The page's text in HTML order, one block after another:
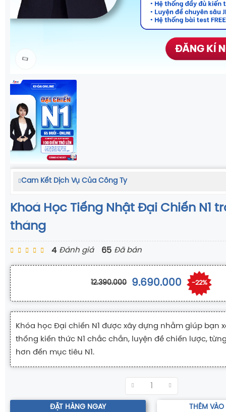
Cam Kết Dịch Vụ Của Công Ty
Khoá Học Tiếng Nhật Đại Chiến N1
tháng
4 Đánh giá 65 Đã bán
12.390.000 9.690.000 -22%
Khóa học Đại chiến N1 được xây dựng nhằm giúp bạn
thống kiến thức N1 chắc chắn, luyện đề chiến lược,
hơn đến mục tiêu N1.
ĐẶT HÀNG NGAY THÊM